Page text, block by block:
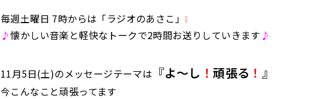
毎週土曜日 7時からは「ラジオのあさこ」 ❕
♪懐かしい音楽と軽快なトークで2時間お送りしていきます ♪
11月5日(土)のメッセージテーマは 『よ～し ！頑張る ！ 』
今こんなこと頑張ってます